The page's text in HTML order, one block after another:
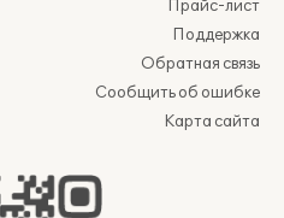
Прайс-лист
Поддержка
Обратная связь
Сообщить об ошибке
Карта сайта